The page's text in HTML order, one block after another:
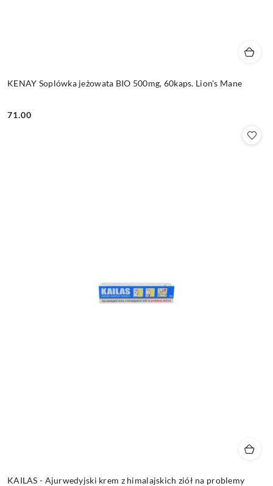
KENAY Soplówka jeżowata BIO 500mg, 60kaps. Lion's Mane
Cena:
71.00
KAILAS - Ajurwedyjski krem z himalajskich ziół na problemy